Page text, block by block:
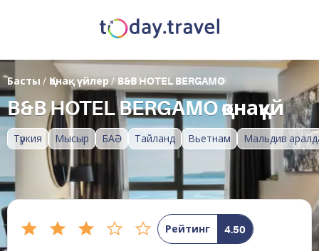
Түркия Мысыр БАӘ Тайланд Вьетнам Мальдив
Басты / Қонақ үйлер/ B&B HOTEL BERGAMO
B&B HOTEL BERGAMO қонақүй
Рейтинг 4.50